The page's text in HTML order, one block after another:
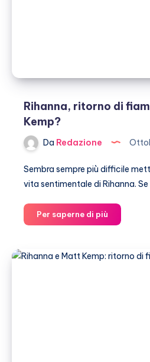
Rihanna, ritorno di
Kemp?
Da Redazione
Sembra sempre più difficile
vita sentimentale di Rihanna.
Per saperne di più
ritorno
fiamma